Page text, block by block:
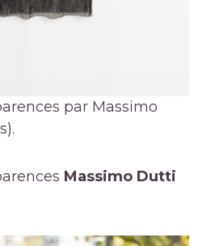
par Massimo
Massimo Dutti